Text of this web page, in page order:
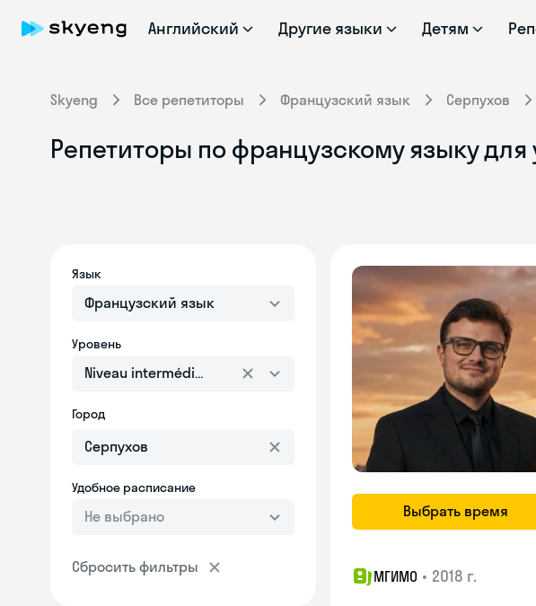
Английский Другие языки Детям
Skyeng Все репетиторы Французский язык Серпухов
Репетиторы по французскому языку
Язык
Французский язык
Уровень
Niveau intermédiaire
Город
Удобное расписание
Не выбрано
Сбросить фильтры
Выбрать время
МГИМО • 2018 г.